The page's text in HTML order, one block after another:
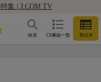
集 | J:COM TV
CS番組一覧 番組表
検索